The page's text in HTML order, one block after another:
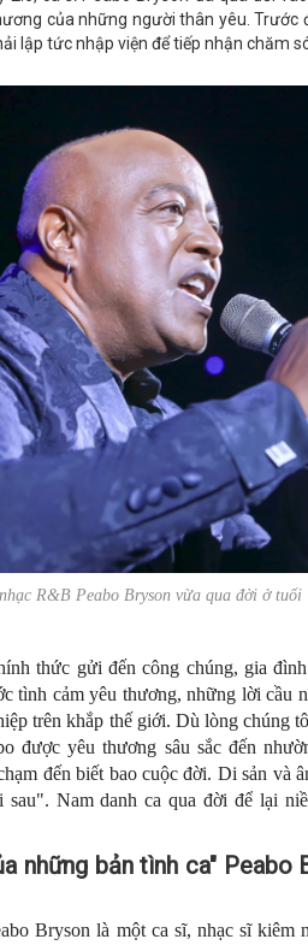
của những người thân yêu. Trước
lập tức nhập viện để tiếp nhận chăm
R&B Peabo Bryson vừa qua đời ở
thức gửi đến công chúng, gia
tình cảm yêu thương, những lời cầu
trên khắp thế giới. Dù lòng chúng
được yêu thương sâu sắc đến
đến biết bao cuộc đời. Di sản và
sau". Nam danh ca qua đời để lại
những bản tình ca"
Bryson là một ca sĩ, nhạc sĩ kiêm